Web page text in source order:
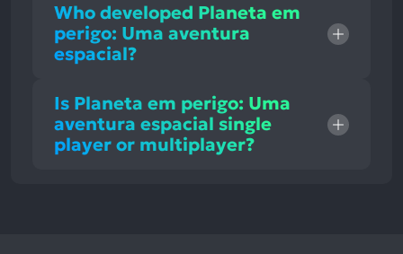
Who developed Planeta em
perigo: Uma aventura
espacial?
Is Planeta em perigo: Uma
aventura espacial single
player or multiplayer?